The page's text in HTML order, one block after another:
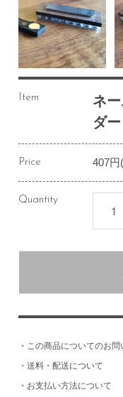
Item
ネ
ダー
Price 407円
Quantity
・ この商品についてのお問
・ 送料・配送について
・ お支払い方法について